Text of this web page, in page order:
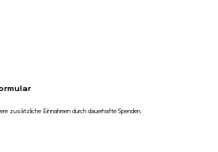
zusätzliche Einnahmen durch dauerhafte Spenden.